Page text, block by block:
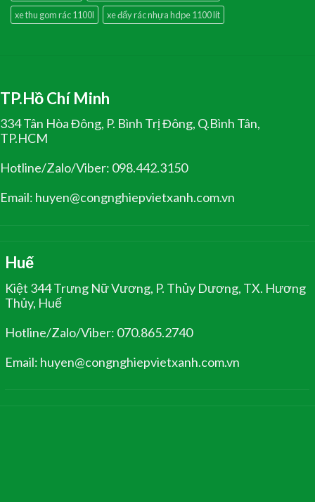
xe thu gom rác 1100l
xe đẩy rác nhựa hdpe 1100 lít
TP.Hồ Chí Minh
334 Tân Hòa Đông, P. Bình Trị Đông, Q.Bình Tân,
TP.HCM
Hotline/Zalo/Viber: 098.442.3150
Email: huyen@congnghiepvietxanh.com.vn
Huế
Kiệt 344 Trưng Nữ Vương, P. Thủy Dương, TX. Hương
Thủy, Huế
Hotline/Zalo/Viber: 070.865.2740
Email: huyen@congnghiepvietxanh.com.vn